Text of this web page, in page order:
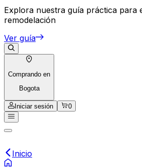
Explora nuestra guía práctica para
remodelación
Ver guía
Comprando en
Bogota
Iniciar sesión 0
Inicio